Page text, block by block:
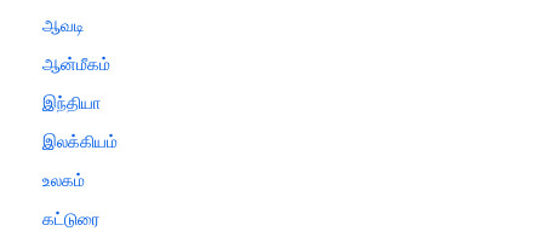
ஆவடி
ஆன்மீகம்
இந்தியா
இலக்கியம்
உலகம்
கட்டுரை